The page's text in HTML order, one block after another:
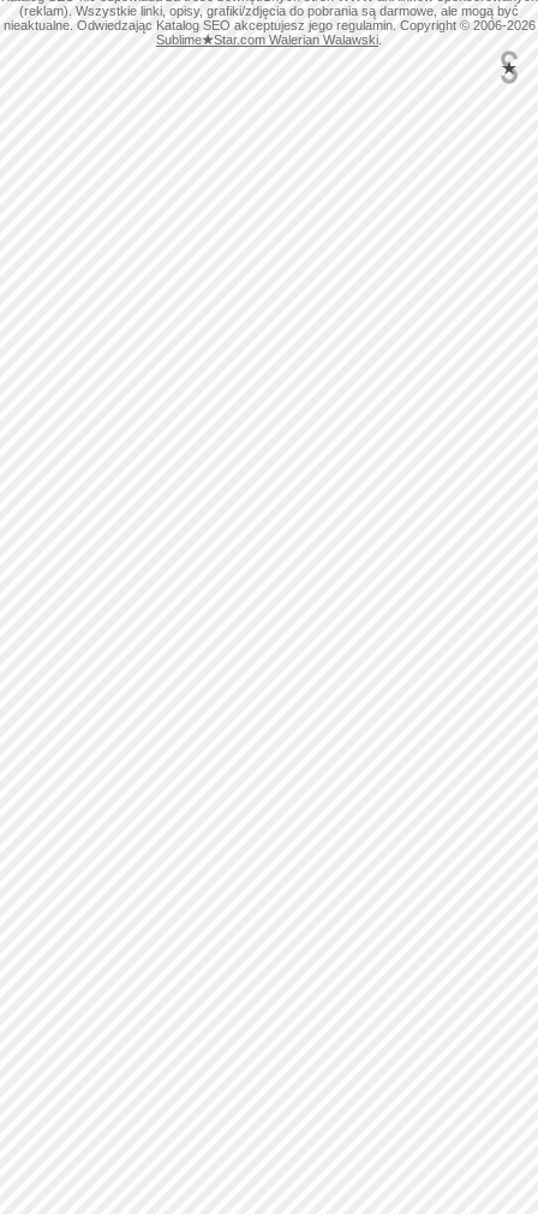
(reklam). Wszystkie linki, opisy, grafiki/zdjęcia do pobrania są darmowe, ale mogą być
nieaktualne. Odwiedzając Katalog SEO akceptujesz jego regulamin. Copyright © 2006-2026
Sublime★Star.com Walerian Walawski